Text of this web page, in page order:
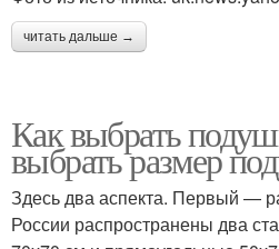
читать дальше →
Как выбрать
выбрать размер
Здесь два аспекта. Первый —
России распространены два